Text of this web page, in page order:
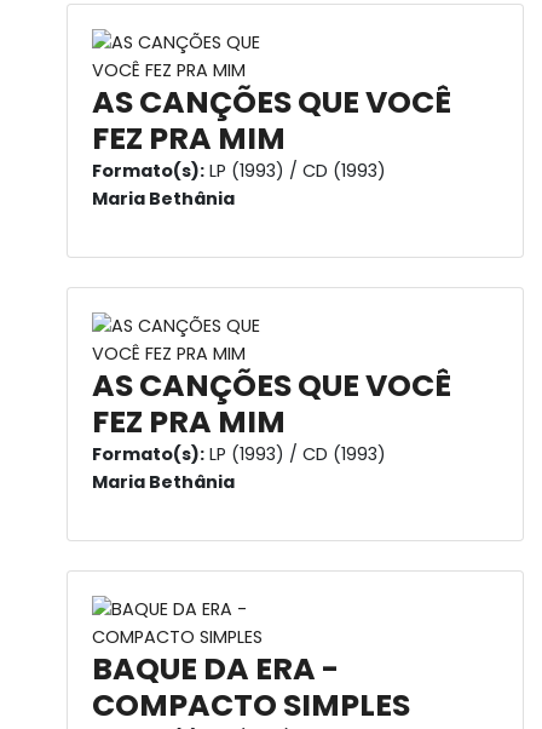
AS CANÇÕES QUE VOCÊ
FEZ PRA MIM
Formato(s): LP (1993) / CD (1993)
Maria Bethânia
AS CANÇÕES QUE VOCÊ
FEZ PRA MIM
Formato(s): LP (1993) / CD (1993)
Maria Bethânia
BAQUE DA ERA -
COMPACTO SIMPLES